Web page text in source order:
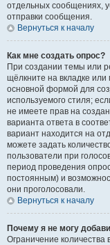
отдельных сообщениях,
отправки сообщения.
Вернуться к началу
Как мне создать опрос?
При создании темы или
щёлкните на вкладке
основной формой для
используемого стиля;
не имеете прав на
варианта ответа в
вариант находится на
можете задать
пользователи при
период проведения
постоянным) и
они проголосовали.
Вернуться к началу
Почему я не могу
Ограничение количества